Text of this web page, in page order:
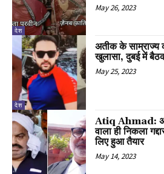
देश
May 26, 2023
देश
अतीक के साम्राज्य
खुलासा, दुबई में
May 25, 2023
Atiq Ahmad:
वाला ही निकला
लिए हुआ तैयार
May 14, 2023